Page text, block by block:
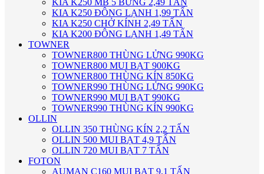
KIA K250 ĐÔNG LẠNH 1,99 TẤN
KIA K250 CHỞ KÍNH 2,49 TẤN
KIA K200 ĐÔNG LẠNH 1,49 TẤN
TOWNER
TOWNER800 THÙNG LỬNG 990KG
TOWNER800 MUI BẠT 900KG
TOWNER800 THÙNG KÍN 850KG
TOWNER990 THÙNG LỬNG 990KG
TOWNER990 MUI BẠT 990KG
TOWNER990 THÙNG KÍN 990KG
OLLIN
OLLIN 350 THÙNG KÍN 2,2 TẤN
OLLIN 500 MUI BẠT 4,9 TẤN
OLLIN 720 MUI BẠT 7 TẤN
FOTON
AUMAN C160 MUI BẠT 9,1 TẤN